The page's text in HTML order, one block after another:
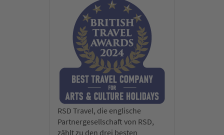
RSD Travel, die englische
Partnergesellschaft von RSD,
zählt zu den drei besten